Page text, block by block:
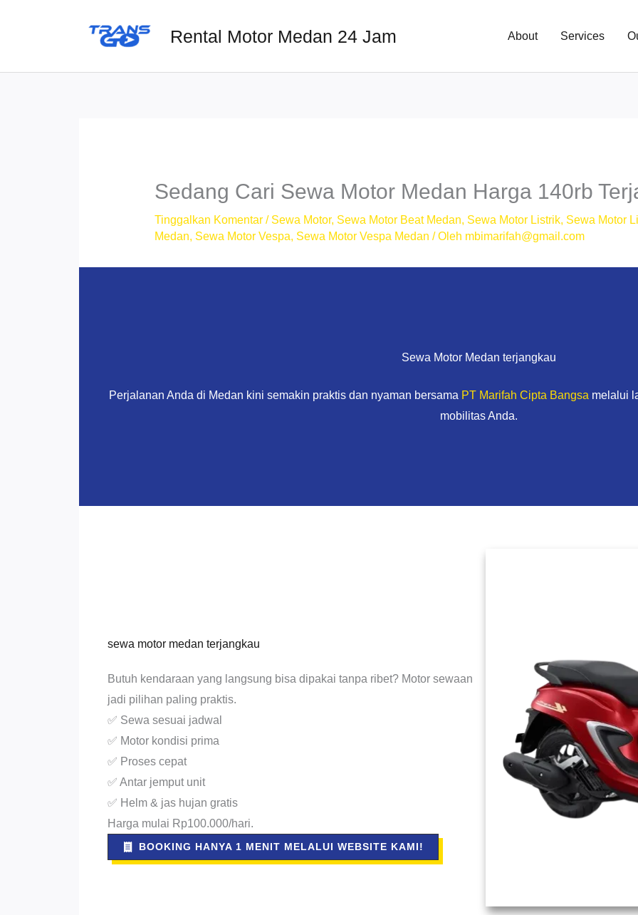
Rental Motor Medan 24 Jam About Services
Sedang Cari Sewa Motor Medan Harga 140rb
Tinggalkan Komentar / Sewa Motor, Sewa Motor Beat Medan, Sewa Motor Listrik, Sewa Motor
Medan, Sewa Motor Vespa, Sewa Motor Vespa Medan / Oleh mbimarifah@gmail.com
Sewa Motor Medan terjangkau
Perjalanan Anda di Medan kini semakin praktis dan nyaman bersama PT Marifah Cipta Bangsa melalui
mobilitas Anda.
sewa motor medan terjangkau
Butuh kendaraan yang langsung bisa dipakai tanpa ribet? Motor sewaan
jadi pilihan paling praktis.
✅ Sewa sesuai jadwal
✅ Motor kondisi prima
✅ Proses cepat
✅ Antar jemput unit
✅ Helm & jas hujan gratis
Harga mulai Rp100.000/hari.
BOOKING HANYA 1 MENIT MELALUI WEBSITE KAMI!